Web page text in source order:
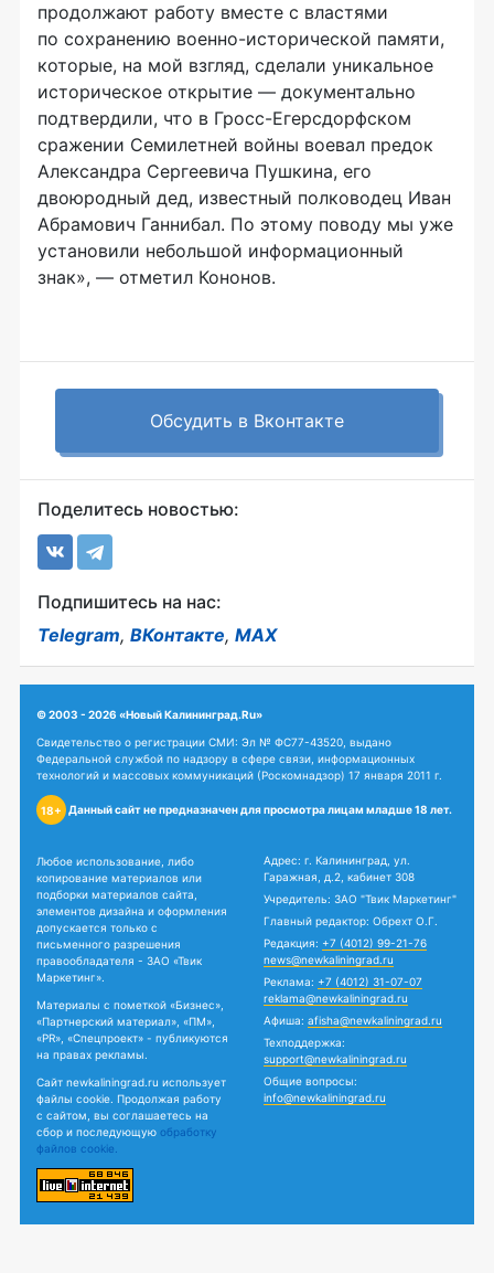
продолжают работу вместе с властями
по сохранению военно-исторической памяти,
которые, на мой взгляд, сделали уникальное
историческое открытие — документально
подтвердили, что в Гросс-Егерсдорфском
сражении Семилетней войны воевал предок
Александра Сергеевича Пушкина, его
двоюродный дед, известный полководец Иван
Абрамович Ганнибал. По этому поводу мы уже
установили небольшой информационный
знак», — отметил Кононов.
Обсудить в Вконтакте
Поделитесь новостью:
Подпишитесь на нас:
Telegram, ВКонтакте, MAX
© 2003 - 2026 «Новый Калининград.Ru»
Свидетельство о регистрации СМИ: Эл № ФС77-43520, выдано
Федеральной службой по надзору в сфере связи, информационных
технологий и массовых коммуникаций (Роскомнадзор) 17 января 2011 г.
18+ Данный сайт не предназначен для просмотра лицам младше 18 лет.
Любое использование, либо
копирование материалов или
подборки материалов сайта,
элементов дизайна и оформления
допускается только с
письменного разрешения
правообладателя - ЗАО «Твик
Маркетинг».
Материалы с пометкой «Бизнес»,
«Партнерский материал», «ПМ»,
«PR», «Спецпроект» - публикуются
на правах рекламы.
Сайт newkaliningrad.ru использует
файлы cookie. Продолжая работу
с сайтом, вы соглашаетесь на
сбор и последующую обработку
файлов cookie.
Адрес: г. Калининград, ул.
Гаражная, д.2, кабинет 308
Учредитель: ЗАО "Твик Маркетинг"
Главный редактор: Обрехт О.Г.
Редакция: +7 (4012) 99-21-76
news@newkaliningrad.ru
Реклама: +7 (4012) 31-07-07
reklama@newkaliningrad.ru
Афиша: afisha@newkaliningrad.ru
Техподдержка:
support@newkaliningrad.ru
Общие вопросы:
info@newkaliningrad.ru